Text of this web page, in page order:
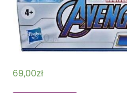
69,00zł